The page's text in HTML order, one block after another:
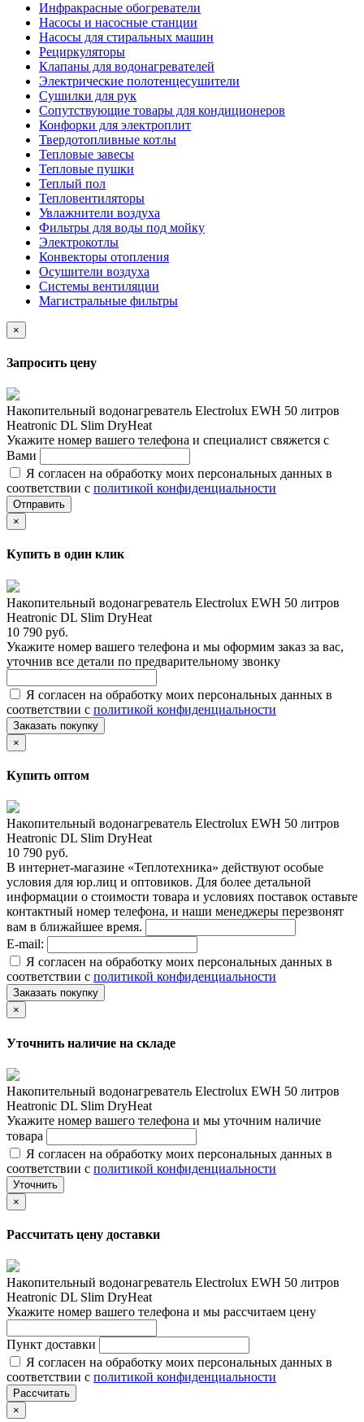
Инфракрасные обогреватели
Насосы и насосные станции
Насосы для стиральных машин
Рециркуляторы
Клапаны для водонагревателей
Электрические полотенцесушители
Сушилки для рук
Сопутствующие товары для кондиционеров
Конфорки для электроплит
Твердотопливные котлы
Тепловые завесы
Тепловые пушки
Теплый пол
Тепловентиляторы
Увлажнители воздуха
Фильтры для воды под мойку
Электрокотлы
Конвекторы отопления
Осушители воздуха
Системы вентиляции
Магистральные фильтры
×
Запросить цену
Накопительный водонагреватель Electrolux EWH 50 литров
Heatronic DL Slim DryHeat
Укажите номер вашего телефона и специалист свяжется с
Вами
Я согласен на обработку моих персональных данных в
соответствии с политикой конфиденциальности
Отправить
×
Купить в один клик
Накопительный водонагреватель Electrolux EWH 50 литров
Heatronic DL Slim DryHeat
10 790 руб.
Укажите номер вашего телефона и мы оформим заказ за вас,
уточнив все детали по предварительному звонку
Я согласен на обработку моих персональных данных в
соответствии с политикой конфиденциальности
Заказать покупку
×
Купить оптом
Накопительный водонагреватель Electrolux EWH 50 литров
Heatronic DL Slim DryHeat
10 790 руб.
В интернет-магазине «Теплотехника» действуют особые
условия для юр.лиц и оптовиков. Для более детальной
информации о стоимости товара и условиях поставок оставьте
контактный номер телефона, и наши менеджеры перезвонят
вам в ближайшее время.
E-mail:
Я согласен на обработку моих персональных данных в
соответствии с политикой конфиденциальности
Заказать покупку
×
Уточнить наличие на складе
Накопительный водонагреватель Electrolux EWH 50 литров
Heatronic DL Slim DryHeat
Укажите номер вашего телефона и мы уточним наличие
товара
Я согласен на обработку моих персональных данных в
соответствии с политикой конфиденциальности
Уточнить
×
Рассчитать цену доставки
Накопительный водонагреватель Electrolux EWH 50 литров
Heatronic DL Slim DryHeat
Укажите номер вашего телефона и мы рассчитаем цену
Пункт доставки
Я согласен на обработку моих персональных данных в
соответствии с политикой конфиденциальности
Рассчитать
×